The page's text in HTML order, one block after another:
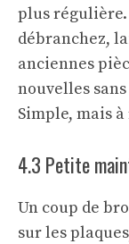
plus régulière.
débranchez,
anciennes
nouvelles
Simple, mais
4.3 Petite
Un coup de
sur les